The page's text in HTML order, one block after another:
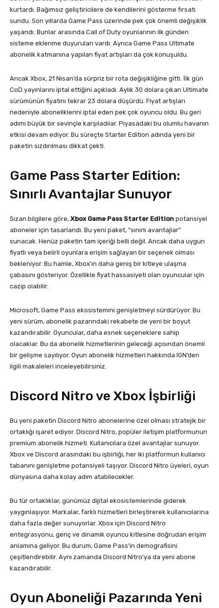
kurtardı. Bağımsız geliştiricilere de kendilerini gösterme fırsatı
sundu. Son yıllarda Game Pass üzerinde pek çok önemli değişiklik
yaşandı. Bunlar arasında Call of Duty oyunlarının ilk günden
sisteme eklenme duyuruları vardı. Ayrıca Game Pass Ultimate
abonelik katmanına yapılan fiyat artışları da çok konuşuldu.
Ancak Xbox, 21 Nisan’da sürpriz bir rota değişikliğine gitti. İlk gün
CoD yayınlarını iptal ettiğini açıkladı. Aylık 30 dolara çıkan Ultimate
sürümünün fiyatını tekrar 23 dolara düşürdü. Fiyat artışları
nedeniyle aboneliklerini iptal eden pek çok oyuncu oldu. Bu geri
adımı büyük bir sevinçle karşıladılar. Piyasadaki bu olumlu havanın
etkisi devam ediyor. Bu süreçte Starter Edition adında yeni bir
paketin sızdırılması dikkat çekti.
Game Pass Starter Edition:
Sınırlı Avantajlar Sunuyor
Sızan bilgilere göre, Xbox Game Pass Starter Edition potansiyel
aboneler için tasarlandı. Bu yeni paket, “sınırlı avantajlar”
sunacak. Henüz paketin tam içeriği belli değil. Ancak daha uygun
fiyatlı veya belirli oyunlara erişim sağlayan bir seçenek olması
bekleniyor. Bu hamle, Xbox’ın daha geniş bir kitleye ulaşma
çabasını gösteriyor. Özellikle fiyat hassasiyeti olan oyuncular için
cazip olabilir.
Microsoft, Game Pass ekosistemini genişletmeyi sürdürüyor. Bu
yeni sürüm, abonelik pazarındaki rekabete de yeni bir boyut
kazandırabilir. Oyuncular, daha esnek seçeneklere sahip
olacaklar. Bu da abonelik hizmetlerinin geleceği açısından önemli
bir gelişme sayılıyor. Oyun abonelik hizmetleri hakkında IGN’den
ilgili makaleleri inceleyebilirsiniz.
Discord Nitro ve Xbox İşbirliği
Bu yeni paketin Discord Nitro abonelerine özel olması stratejik bir
ortaklığı işaret ediyor. Discord Nitro, popüler iletişim platformunun
premium abonelik hizmeti. Kullanıcılara özel avantajlar sunuyor.
Xbox ve Discord arasındaki bu işbirliği, her iki platformun kullanıcı
tabanını genişletme potansiyeli taşıyor. Discord Nitro üyeleri, oyun
dünyasına daha kolay adım atabilecekler.
Bu tür ortaklıklar, günümüz dijital ekosistemlerinde giderek
yaygınlaşıyor. Markalar, farklı hizmetleri birleştirerek kullanıcılarına
daha fazla değer sunuyorlar. Xbox için Discord Nitro
entegrasyonu, genç ve dinamik oyuncu kitlesine doğrudan erişim
anlamına geliyor. Bu durum, Game Pass’in demografisini
çeşitlendirebilir. Aynı zamanda Discord Nitro’ya da yeni abone
kazandırabilir.
Oyun Aboneliği Pazarında Yeni